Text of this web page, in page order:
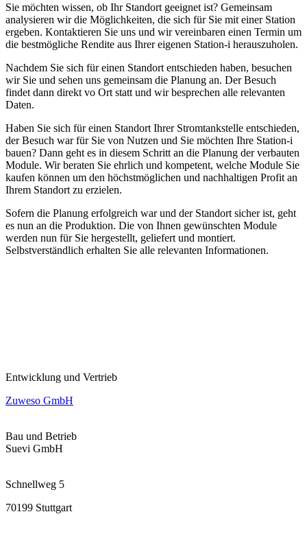
Sie möchten wissen, ob Ihr Standort geeignet ist? Gemeinsam
analysieren wir die Möglichkeiten, die sich für Sie mit einer Station
ergeben. Kontaktieren Sie uns und wir vereinbaren einen Termin um
die bestmögliche Rendite aus Ihrer eigenen Station-i herauszuholen.
Nachdem Sie sich für einen Standort entschieden haben, besuchen
wir Sie und sehen uns gemeinsam die Planung an. Der Besuch
findet dann direkt vo Ort statt und wir besprechen alle relevanten
Daten.
Haben Sie sich für einen Standort Ihrer Stromtankstelle entschieden,
der Besuch war für Sie von Nutzen und Sie möchten Ihre Station-i
bauen? Dann geht es in diesem Schritt an die Planung der verbauten
Module. Wir beraten Sie ehrlich und kompetent, welche Module Sie
kaufen können um den höchstmöglichen und nachhaltigen Profit an
Ihrem Standort zu erzielen.
Sofern die Planung erfolgreich war und der Standort sicher ist, geht
es nun an die Produktion. Die von Ihnen gewünschten Module
werden nun für Sie hergestellt, geliefert und montiert.
Selbstverständlich erhalten Sie alle relevanten Informationen.
Entwicklung und Vertrieb
Zuweso GmbH
Bau und Betrieb
Suevi GmbH
Schnellweg 5
70199 Stuttgart